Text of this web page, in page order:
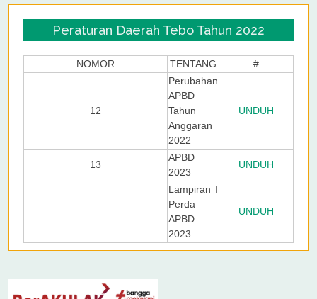
Peraturan Daerah Tebo Tahun 2022
NOMOR TENTANG #
12
Perubahan
APBD
Tahun
Anggaran
2022
UNDUH
13
APBD
2023
UNDUH
Lampiran I
Perda
APBD
2023
UNDUH